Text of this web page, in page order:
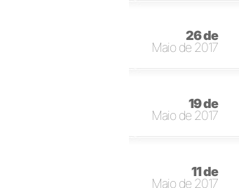
26 de
Maio de 2017
19 de
Maio de 2017
11 de
Maio de 2017